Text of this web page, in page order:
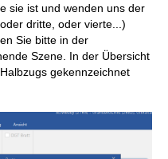
sie ist und wenden uns der
dritte, oder vierte...)
Sie bitte in der
Szene. In der Übersicht
gekennzeichnet